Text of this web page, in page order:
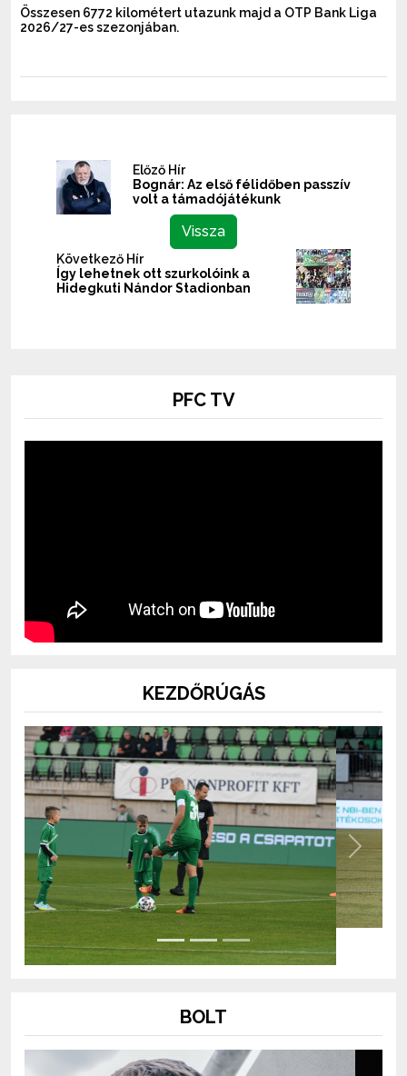
Összesen 6772 kilométert utazunk majd a OTP Bank Liga
2026/27-es szezonjában.
Előző Hír
Bognár: Az első félidőben passzív
volt a támadójátékunk
Vissza
Következő Hír
Így lehetnek ott szurkolóink a
Hidegkuti Nándor Stadionban
PFC TV
KEZDŐRÚGÁS
Previous Next